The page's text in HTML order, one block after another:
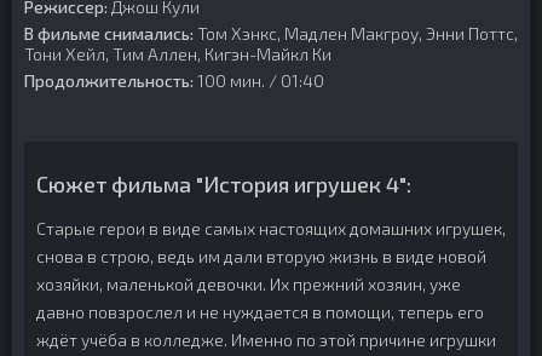
Режиссер: Джош Кули
В фильме снимались: Том Хэнкс, Мадлен Макгроу, Энни Поттс,
Тони Хейл, Тим Аллен, Кигэн-Майкл Ки
Продолжительность: 100 мин. / 01:40
Сюжет фильма "История игрушек 4":
Старые герои в виде самых настоящих домашних игрушек,
снова в строю, ведь им дали вторую жизнь в виде новой
хозяйки, маленькой девочки. Их прежний хозяин, уже
давно повзрослел и не нуждается в помощи, теперь его
ждёт учёба в колледже. Именно по этой причине игрушки